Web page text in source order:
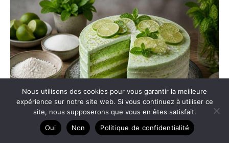
Nous utilisons des cookies pour vous garantir la meilleure
expérience sur notre site web. Si vous continuez à utiliser ce
site, nous supposerons que vous en êtes satisfait.
Oui
Non Politique de confidentialité